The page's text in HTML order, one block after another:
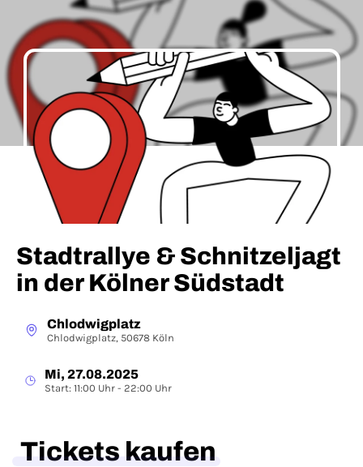
Stadtrallye & Schnitzeljagt
in der Kölner Südstadt
Chlodwigplatz
Chlodwigplatz, 50678 Köln
Mi, 27.08.2025
Start: 11:00 Uhr - 22:00 Uhr
Tickets kaufen